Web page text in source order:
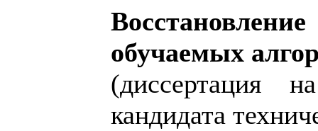
обучаемых
(диссертация
кандидата